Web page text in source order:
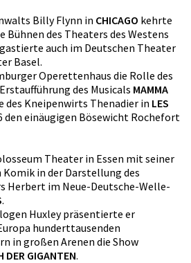
Billy Flynn in CHICAGO kehrte
Bühnen des Theaters des Westens
auch im Deutschen Theater
Basel.
Operettenhaus die Rolle des
des Musicals MAMMA
des Kneipenwirts Thenadier in LES
den einäugigen Bösewicht Rochefort
Theater in Essen mit seiner
in der Darstellung des
Herbert im Neue-Deutsche-Welle-
.
Huxley präsentierte er
hunderttausenden
in großen Arenen die Show
DER GIGANTEN.